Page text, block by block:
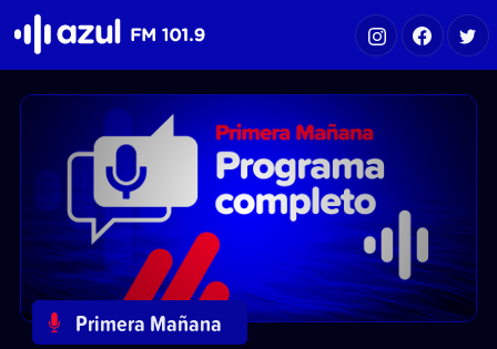
Primera Mañana